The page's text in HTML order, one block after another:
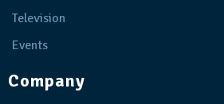
Television
Events
Company